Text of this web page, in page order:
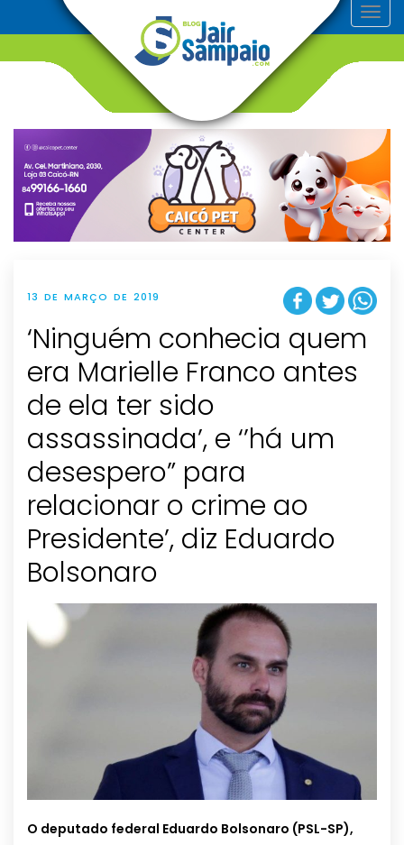
T
o
v
g
t
i
o
n
13 DE MARÇO DE 2019
‘Ninguém conhecia quem
era Marielle Franco antes
de ela ter sido
assassinada’, e ‘’há um
desespero” para
relacionar o crime ao
Presidente’, diz Eduardo
Bolsonaro
O deputado federal Eduardo Bolsonaro (PSL-SP),